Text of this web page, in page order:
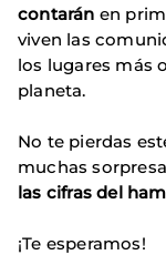
contarán en
viven las
los lugares más
planeta.
No te pierdas
muchas
las cifras del
¡Te esperamos!